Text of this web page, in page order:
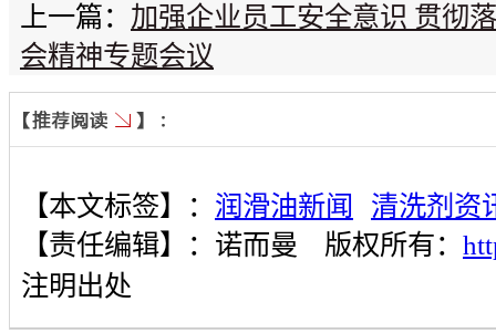
上一篇： 加强企业员工安全意识 贯彻
会精神专题会议
【本文标签】： 润滑油新闻
清洗剂资
【责任编辑】： 诺而曼 版权所有：
注明出处